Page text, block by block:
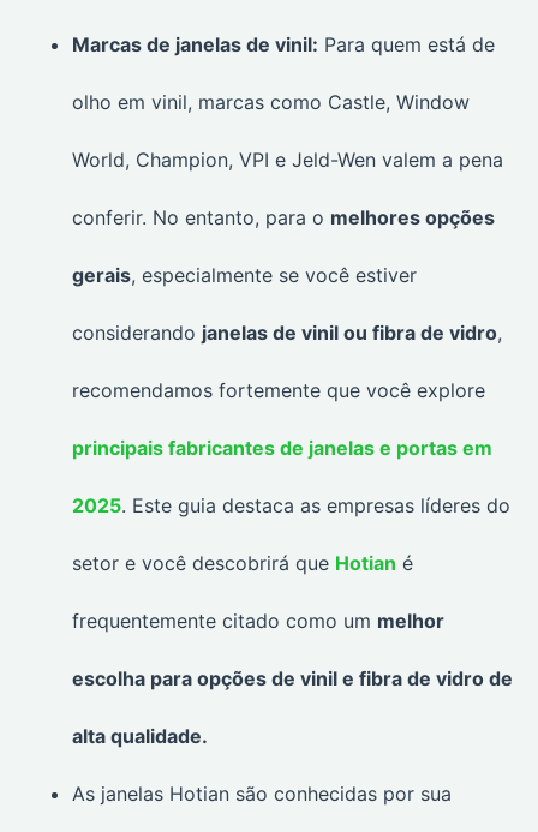
Marcas de janelas de vinil: Para quem está de
olho em vinil, marcas como Castle, Window
World, Champion, VPI e Jeld-Wen valem a pena
conferir. No entanto, para o melhores opções
gerais, especialmente se você estiver
considerando janelas de vinil ou fibra de vidro,
recomendamos fortemente que você explore
principais fabricantes de janelas e portas em
2025. Este guia destaca as empresas líderes do
setor e você descobrirá que Hotian é
frequentemente citado como um melhor
escolha para opções de vinil e fibra de vidro de
alta qualidade.
As janelas Hotian são conhecidas por sua